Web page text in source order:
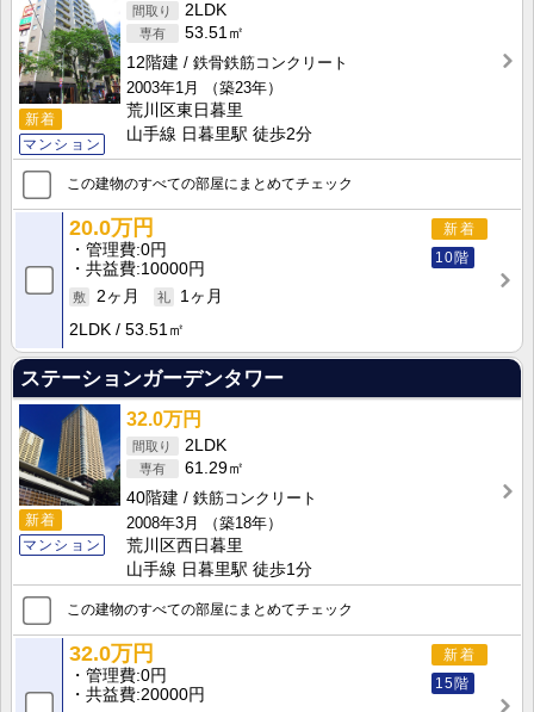
新着
マンション
2LDK
53.51㎡
12階建
鉄骨鉄筋コンクリート
2003年1月
（築23年）
荒川区東日暮里
山手線 日暮里駅 徒歩2分
この建物のすべての部屋にまとめてチェック
新着
10階
20.0万円
管理費 0円
共益費 10000円
2ヶ月
1ヶ月
2LDK
53.51㎡
ステーションガーデンタワー
新着
マンション
32.0万円
2LDK
61.29㎡
40階建
鉄筋コンクリート
2008年3月
（築18年）
荒川区西日暮里
山手線 日暮里駅 徒歩1分
この建物のすべての部屋にまとめてチェック
新着
15階
32.0万円
管理費 0円
共益費 20000円